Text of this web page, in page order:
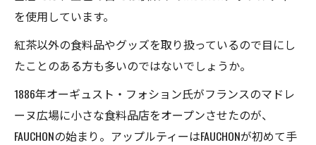
を使用しています。
紅茶以外の食料品やグッズを取り扱っているので目にし
たことのある方も多いのではないでしょうか。
1886年オーギュスト・フォション氏がフランスのマドレ
ーヌ広場に小さな食料品店をオープンさせたのが、
FAUCHONの始まり。アップルティーはFAUCHONが初めて手